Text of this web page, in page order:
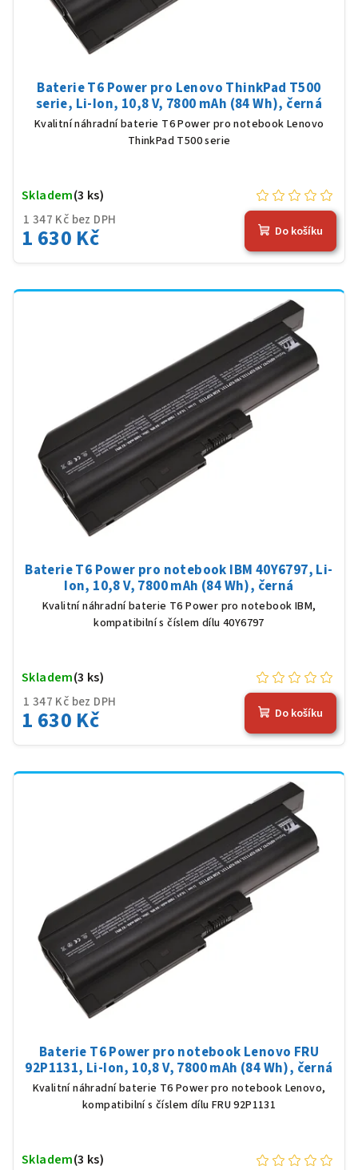
Baterie T6 Power pro Lenovo ThinkPad T500
serie, Li-Ion, 10,8 V, 7800 mAh (84 Wh), černá
Kvalitní náhradní baterie T6 Power pro notebook Lenovo
ThinkPad T500 serie
1 347 Kč bez DPH
1 630 Kč
Skladem(3 ks)
Do košíku
Baterie T6 Power pro notebook IBM 40Y6797, Li-
Ion, 10,8 V, 7800 mAh (84 Wh), černá
Kvalitní náhradní baterie T6 Power pro notebook IBM,
kompatibilní s číslem dílu 40Y6797
1 347 Kč bez DPH
1 630 Kč
Skladem(3 ks)
Do košíku
Baterie T6 Power pro notebook Lenovo FRU
92P1131, Li-Ion, 10,8 V, 7800 mAh (84 Wh), černá
Kvalitní náhradní baterie T6 Power pro notebook Lenovo,
kompatibilní s číslem dílu FRU 92P1131
Skladem(3 ks)